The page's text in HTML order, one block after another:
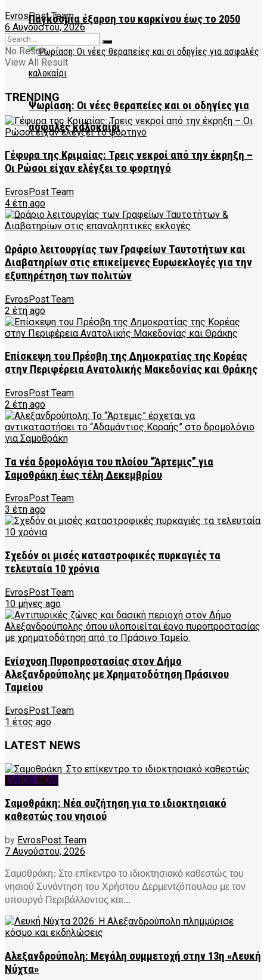
Παγκόσμια έξαρση του καρκίνου έως το 2050
Ψωρίαση: Οι νέες θεραπείες και οι οδηγίες για
ασφαλές καλοκαίρι
EvrosPost Team
6 Αυγούστου, 2026
No Result
View All Result
TRENDING
Γέφυρα της Κριμαίας: Τρεις νεκροί από την έκρηξη –
Οι Ρώσοι είχαν ελέγξει το φορτηγό
EvrosPost Team
4 έτη ago
Ωράριο λειτουργίας των Γραφείων Ταυτοτήτων και
Διαβατηρίων στις επικείμενες Ευρωεκλογές για την
εξυπηρέτηση των πολιτών
EvrosPost Team
2 έτη ago
Επίσκεψη του Πρέσβη της Δημοκρατίας της Κορέας
στην Περιφέρεια Ανατολικής Μακεδονίας και Θράκης
EvrosPost Team
2 έτη ago
Τα νέα δρομολόγια του πλοίου “Άρτεμις” για
Σαμοθράκη έως τέλη Δεκεμβρίου
EvrosPost Team
3 έτη ago
Σχεδόν οι μισές καταστροφικές πυρκαγιές τα
τελευταία 10 χρόνια
EvrosPost Team
10 μήνες ago
Ενίσχυση Πυροπροστασίας στον Δήμο
Αλεξανδρούπολης με Χρηματοδότηση Πράσινου
Ταμείου
EvrosPost Team
1 έτος ago
LATEST NEWS
EVROS NOW
Σαμοθράκη: Νέα συζήτηση για το ιδιοκτησιακό
καθεστώς του νησιού
by EvrosPost Team
7 Αυγούστου, 2026
Σαμοθράκη: Στο επίκεντρο το ιδιοκτησιακό καθεστώς του
νησιού Συνάντηση του Χρήστου Δερμεντζόπουλου με τον
υπουργό Περιβάλλοντος και...
Αλεξανδρούπολη: Μεγάλη συμμετοχή στην 13η «Λευκή
Νύχτα»